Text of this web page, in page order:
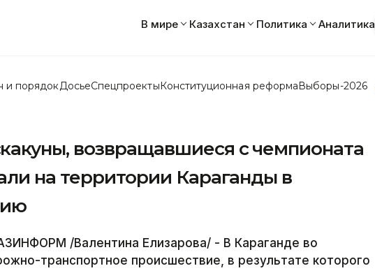
В мире Казахстан Политика Аналитика
и порядок ДосьеСпецпроектыКонституционная реформаВыборы-2026
возвращавшиеся с чемпионата
на территории Караганды в
/Валентина Елизарова/ - В Караганде во
транспортное происшествие, в результате которого